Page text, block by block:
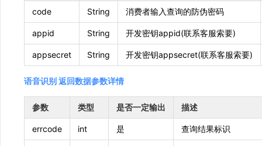
code String 消费者输入查询的防伪密码
appid String 开发密钥appid(联系客服索要)
appsecret String 开发密钥appsecret(联系客服索要)
语音识别 返回数据参数详情
参数 类型 是否一定输出 描述
errcode int 是 查询结果标识